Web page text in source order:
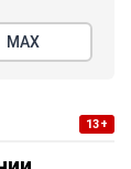
МАХ
13+